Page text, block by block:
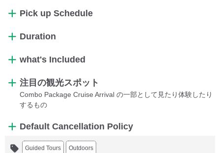
Pick up Schedule
Duration
what's Included
注目の観光スポット
Combo Package Cruise Arrival の一部として見たり体験したり
するもの
Default Cancellation Policy
Guided Tours Outdoors